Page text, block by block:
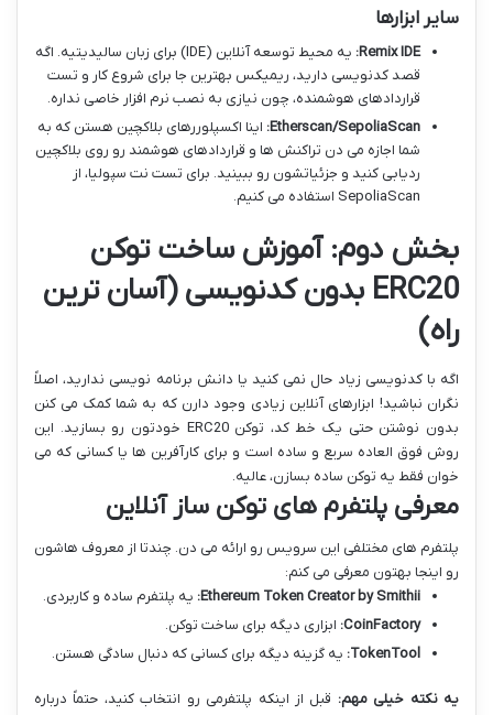
سایر ابزارها
Remix IDE:
یه محیط توسعه آنلاین (IDE) برای زبان سالیدیتیه. اگه
قصد کدنویسی دارید، ریمیکس بهترین جا برای شروع کار و تست
قراردادهای هوشمنده، چون نیازی به نصب نرم افزار خاصی نداره.
Etherscan/SepoliaScan: اینا اکسپلوررهای بلاکچین هستن که به
شما اجازه می دن تراکنش ها و قراردادهای هوشمند رو روی بلاکچین
ردیابی کنید و جزئیاتشون رو ببینید. برای تست نت سپولیا، از
SepoliaScan استفاده می کنیم.
بخش دوم: آموزش ساخت توکن
ERC20 بدون کدنویسی (آسان ترین
راه)
اگه با کدنویسی زیاد حال نمی کنید یا دانش برنامه نویسی ندارید، اصلاً
نگران نباشید! ابزارهای آنلاین زیادی وجود دارن که به شما کمک می کنن
بدون نوشتن حتی یک خط کد، توکن ERC20 خودتون رو بسازید. این
روش فوق العاده سریع و ساده است و برای کارآفرین ها یا کسانی که می
خوان فقط یه توکن ساده بسازن، عالیه.
معرفی پلتفرم های توکن ساز آنلاین
پلتفرم های مختلفی این سرویس رو ارائه می دن. چندتا از معروف هاشون
رو اینجا بهتون معرفی می کنم:
Ethereum Token Creator by Smithii: یه پلتفرم ساده و کاربردی.
CoinFactory: ابزاری دیگه برای ساخت توکن.
TokenTool: یه گزینه دیگه برای کسانی که دنبال سادگی هستن.
یه نکته خیلی مهم: قبل از اینکه پلتفرمی رو انتخاب کنید، حتماً درباره